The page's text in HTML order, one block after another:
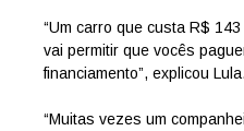
“Um carro que custa R$
vai permitir que vocês
financiamento”, explicou Lula.
“Muitas vezes um